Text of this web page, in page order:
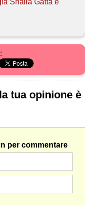
tua opinione è
per commentare